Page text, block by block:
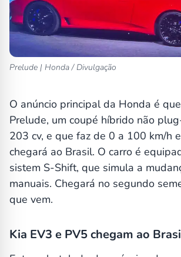
Prelude | Honda / Divulgação
O anúncio principal da Honda é
Prelude, um coupé híbrido não
203 cv, e que faz de 0 a 100 km/h
chegará ao Brasil. O carro é
sistem S-Shift, que simula a
manuais. Chegará no segundo
que vem.
Kia EV3 e PV5 chegam ao